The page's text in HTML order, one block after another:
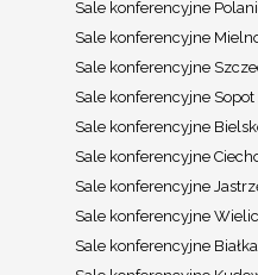
Sale konferencyjne
Sale konferencyjne
Sale konferencyjne
Sale konferencyjne Sopot
Sale konferencyjne
Sale konferencyjne
Sale konferencyjne
Sale konferencyjne
Sale konferencyjne